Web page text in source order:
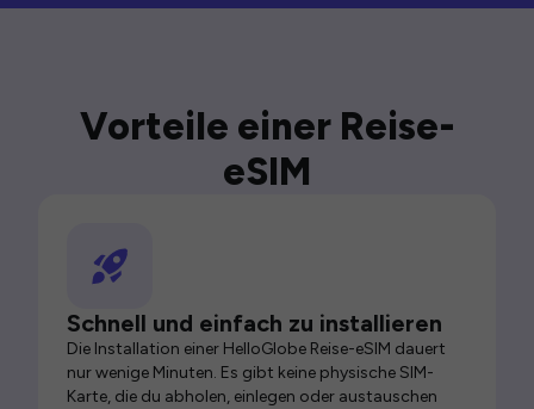
Vorteile einer Reise-
eSIM
Schnell und einfach zu installieren
Die Installation einer HelloGlobe Reise-eSIM dauert
nur wenige Minuten. Es gibt keine physische SIM-
Karte, die du abholen, einlegen oder austauschen